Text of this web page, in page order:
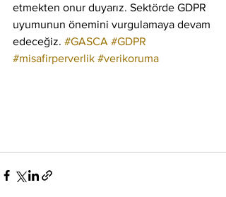
etmekten onur duyarız. Sektörde GDPR
uyumunun önemini vurgulamaya devam
edeceğiz. #GASCA #GDPR
#misafirperverlik #verikoruma